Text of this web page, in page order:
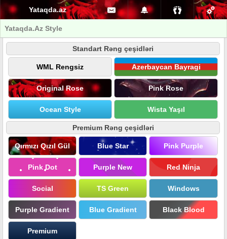
Yataqda.az
Yataqda.Az Style
Standart Rəng çeşidləri
WML Rengsiz Azerbaycan Bayragi
Original Rose Pink Rose
Ocean Style Wista Yaşıl
Premium Rəng çeşidləri
Qırmızı Qızıl Gül Blue Star Pink Purple
Pink Dot Purple New Red Ninja
Social TS Green Windows
Purple Gradient Blue Gradient Black Blood
Premium